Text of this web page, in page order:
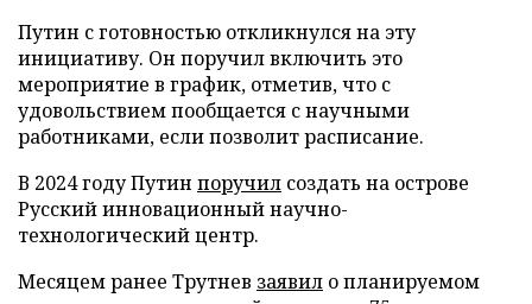
Путин с готовностью откликнулся на эту
инициативу. Он поручил включить это
мероприятие в график, отметив, что с
удовольствием пообщается с научными
работниками, если позволит расписание.
В 2024 году Путин поручил создать на острове
Русский инновационный научно-
технологический центр.
Месяцем ранее Трутнев заявил о планируемом